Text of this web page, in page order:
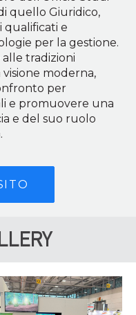
quello Giuridico,
qualificati e
per la gestione.
alle tradizioni
moderna,
per
e promuovere una
e del suo ruolo